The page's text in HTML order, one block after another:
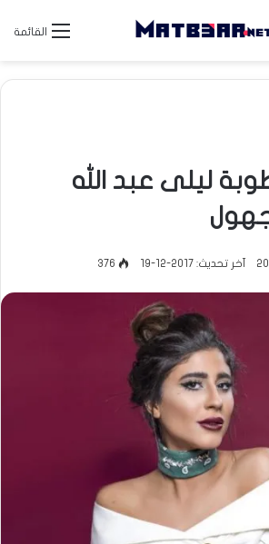
القائمة
ليلى عبد الله
آخر تحديث: 2017-12-19 376